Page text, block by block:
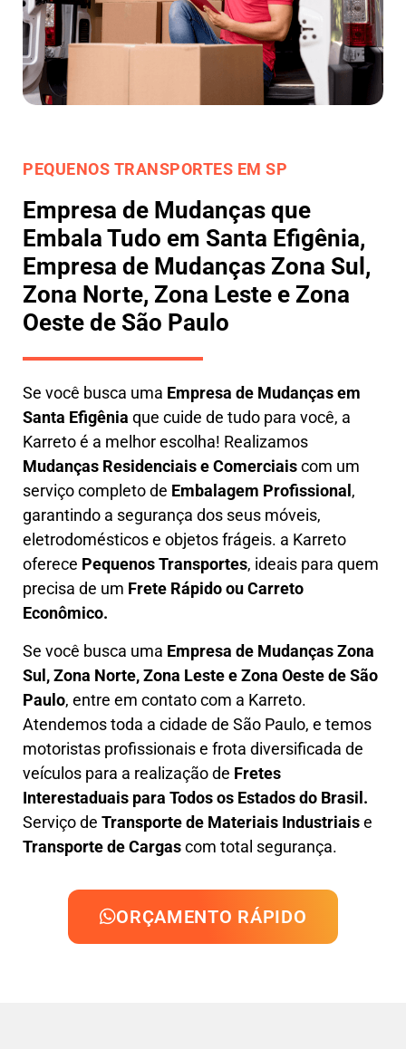
PEQUENOS TRANSPORTES EM SP
Empresa de Mudanças que
Embala Tudo em Santa Efigênia,
Empresa de Mudanças Zona Sul,
Zona Norte, Zona Leste e Zona
Oeste de São Paulo
Se você busca uma Empresa de Mudanças em
Santa Efigênia que cuide de tudo para você, a
Karretoé a melhor escolha! Realizamos
Mudanças Residenciais e Comerciaiscom um
serviço completo de Embalagem Profissional ,
garantindo a segurança dos seus móveis,
eletrodomésticos e objetos frágeis. a Karreto
oferece Pequenos Transportes, ideais para quem
precisa de um Frete Rápido ou Carreto
Econômico.
Se você busca uma Empresa de Mudanças Zona
Sul, Zona Norte, Zona Leste e Zona Oeste de São
Paulo, entre em contato com a Karreto.
Atendemos toda a cidade de São Paulo, e temos
motoristas profissionais e frota diversificada de
veículos para a realização de Fretes
Interestaduais para Todos os Estados do Brasil.
Serviço de Transporte de Materiais Industriaise
Transporte de Cargascom total segurança.
ORÇAMENTO RÁPIDO